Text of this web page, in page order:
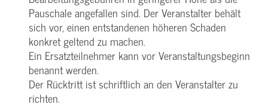
Pauschale angefallen sind. Der Veranstalter behält
sich vor, einen entstandenen höheren Schaden
konkret geltend zu machen.
Ein Ersatzteilnehmer kann vor Veranstaltungsbeginn
benannt werden.
Der Rücktritt ist schriftlich an den Veranstalter zu
richten.